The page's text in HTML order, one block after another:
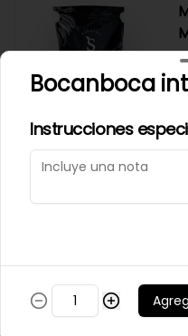
Bocanboca
Instrucciones